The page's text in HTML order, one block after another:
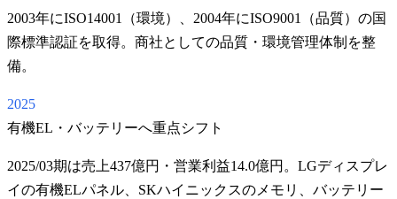
2003年にISO14001（環境）、2004年にISO9001（品質）の国
際標準認証を取得。商社としての品質・環境管理体制を整
備。
2025
有機EL・バッテリーへ重点シフト
2025/03期は売上437億円・営業利益14.0億円。LGディスプレ
イの有機ELパネル、SKハイニックスのメモリ、バッテリー